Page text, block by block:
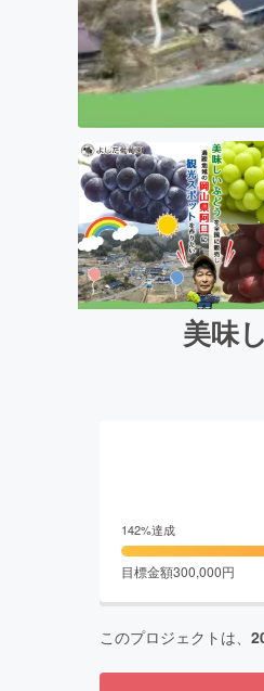
美味
142%達成
目標金額300,000円
このプロジェクトは、